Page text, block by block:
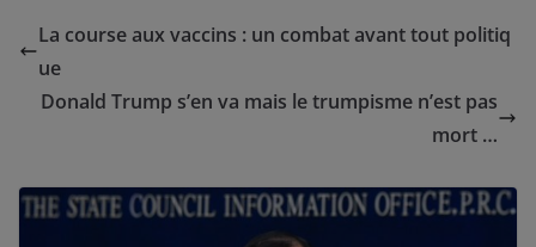
La course aux vaccins : un combat avant tout politiq
ue
Donald Trump s’en va mais le trumpisme n’est pas
mort …